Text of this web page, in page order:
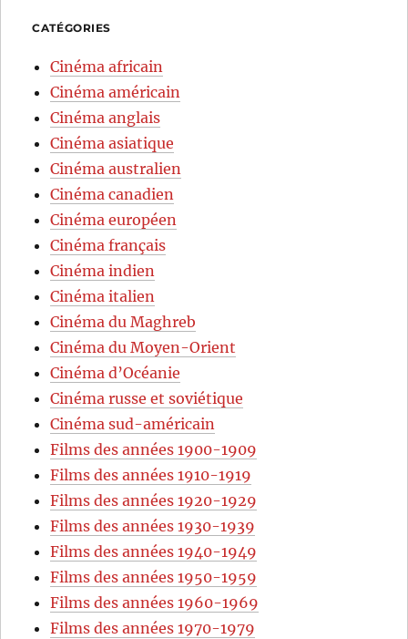
CATÉGORIES
Cinéma africain
Cinéma américain
Cinéma anglais
Cinéma asiatique
Cinéma australien
Cinéma canadien
Cinéma européen
Cinéma français
Cinéma indien
Cinéma italien
Cinéma du Maghreb
Cinéma du Moyen-Orient
Cinéma d’Océanie
Cinéma russe et soviétique
Cinéma sud-américain
Films des années 1900-1909
Films des années 1910-1919
Films des années 1920-1929
Films des années 1930-1939
Films des années 1940-1949
Films des années 1950-1959
Films des années 1960-1969
Films des années 1970-1979